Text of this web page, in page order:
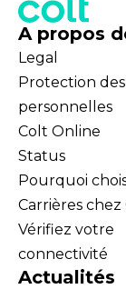
A propos
Legal
Protection
personnelles
Colt Online
Status
Pourquoi
Carrières chez
Vérifiez votre
connectivité
Actualités